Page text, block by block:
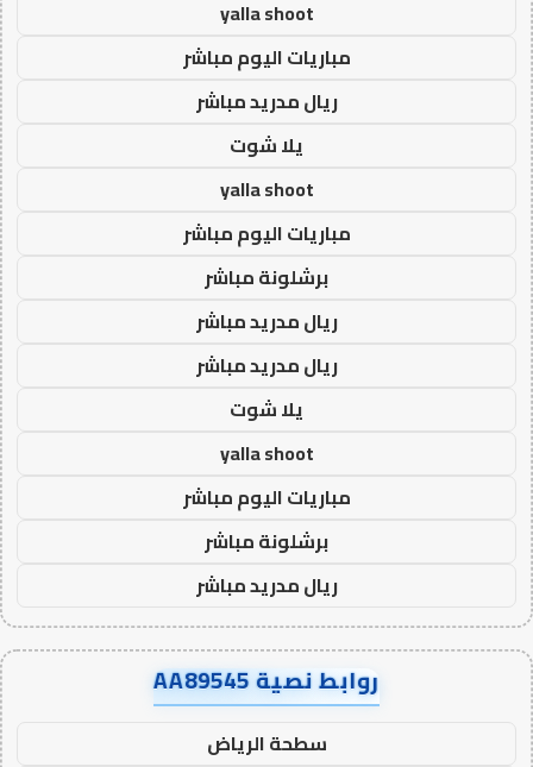
yalla shoot
مباريات اليوم مباشر
ريال مدريد مباشر
يلا شوت
yalla shoot
مباريات اليوم مباشر
برشلونة مباشر
ريال مدريد مباشر
ريال مدريد مباشر
يلا شوت
yalla shoot
مباريات اليوم مباشر
برشلونة مباشر
ريال مدريد مباشر
روابط نصية AA89545
سطحة الرياض